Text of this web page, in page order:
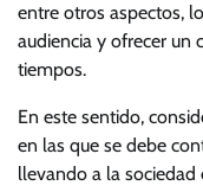
entre otros aspectos,
audiencia y ofrecer un
tiempos.
En este sentido,
en las que se debe
llevando a la sociedad